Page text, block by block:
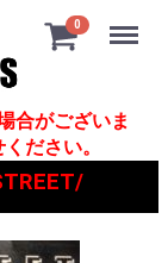
0 Menu
合がございま
ださい。